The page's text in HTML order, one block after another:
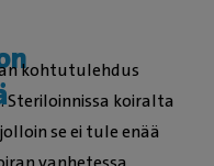
kohtutulehdus
koiralta
se ei tule enää